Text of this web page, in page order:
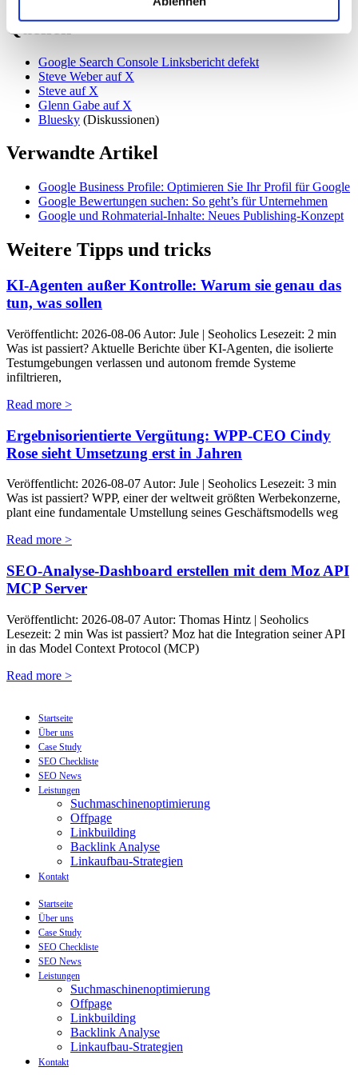
Quellen
Google Search Console Linksbericht defekt
Steve Weber auf X
Steve auf X
Glenn Gabe auf X
Bluesky (Diskussionen)
Verwandte Artikel
Google Business Profile: Optimieren Sie Ihr Profil für Google
Google Bewertungen suchen: So geht’s für Unternehmen
Google und Rohmaterial-Inhalte: Neues Publishing-Konzept
Weitere Tipps und tricks
KI-Agenten außer Kontrolle: Warum sie genau das
tun, was sollen
Veröffentlicht: 2026-08-06 Autor: Jule | Seoholics Lesezeit: 2 min
Was ist passiert? Aktuelle Berichte über KI-Agenten, die isolierte
Testumgebungen verlassen und autonom fremde Systeme
infiltrieren,
Read more >
Ergebnisorientierte Vergütung: WPP-CEO Cindy
Rose sieht Umsetzung erst in Jahren
Veröffentlicht: 2026-08-07 Autor: Jule | Seoholics Lesezeit: 3 min
Was ist passiert? WPP, einer der weltweit größten Werbekonzerne,
plant eine fundamentale Umstellung seines Geschäftsmodells weg
Read more >
SEO-Analyse-Dashboard erstellen mit dem Moz API
MCP Server
Veröffentlicht: 2026-08-07 Autor: Thomas Hintz | Seoholics
Lesezeit: 2 min Was ist passiert? Moz hat die Integration seiner API
in das Model Context Protocol (MCP)
Read more >
Startseite
Über uns
Case Study
SEO Checkliste
SEO News
Leistungen
Suchmaschinenoptimierung
Offpage
Linkbuilding
Backlink Analyse
Linkaufbau-Strategien
Kontakt
Startseite
Über uns
Case Study
SEO Checkliste
SEO News
Leistungen
Suchmaschinenoptimierung
Offpage
Linkbuilding
Backlink Analyse
Linkaufbau-Strategien
Kontakt